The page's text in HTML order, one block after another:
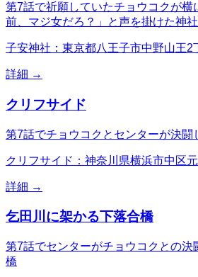
第7話で祈願していたチョウコクが横
前、マジ女だろ？」と声を掛けた神社
子安神社：東京都八王子市中野山王2
詳細 →
クリフサイド
第7話でチョウコクとセンターが決闘
クリフサイド：神奈川県横浜市中区
詳細 →
乞田川に架かる下落合橋
第7話でセンターがチョウコクとの決
橋